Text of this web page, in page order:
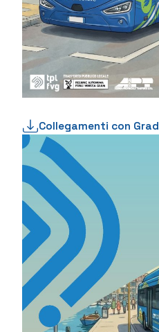
Collegamenti con